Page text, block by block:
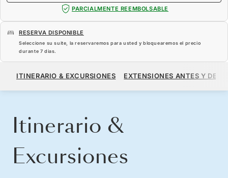
PARCIALMENTE REEMBOLSABLE
RESERVA DISPONIBLE
Seleccione su suite, la reservaremos para usted y bloquearemos el precio
durante 7 dias.
4270 US$
ITINERARIO & EXCURSIONES EXTENSIONES ANTES Y
Itinerario &
Excursiones